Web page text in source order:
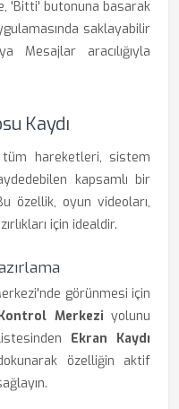
'Bitti' butonuna basarak
saklayabilir
Mesajlar aracılığıyla
Kaydı
hareketleri, sistem
kapsamlı bir
özellik, oyun videoları,
için idealdir.
görünmesi için
Merkezi yolunu
Ekran Kaydı
özelliğin aktif